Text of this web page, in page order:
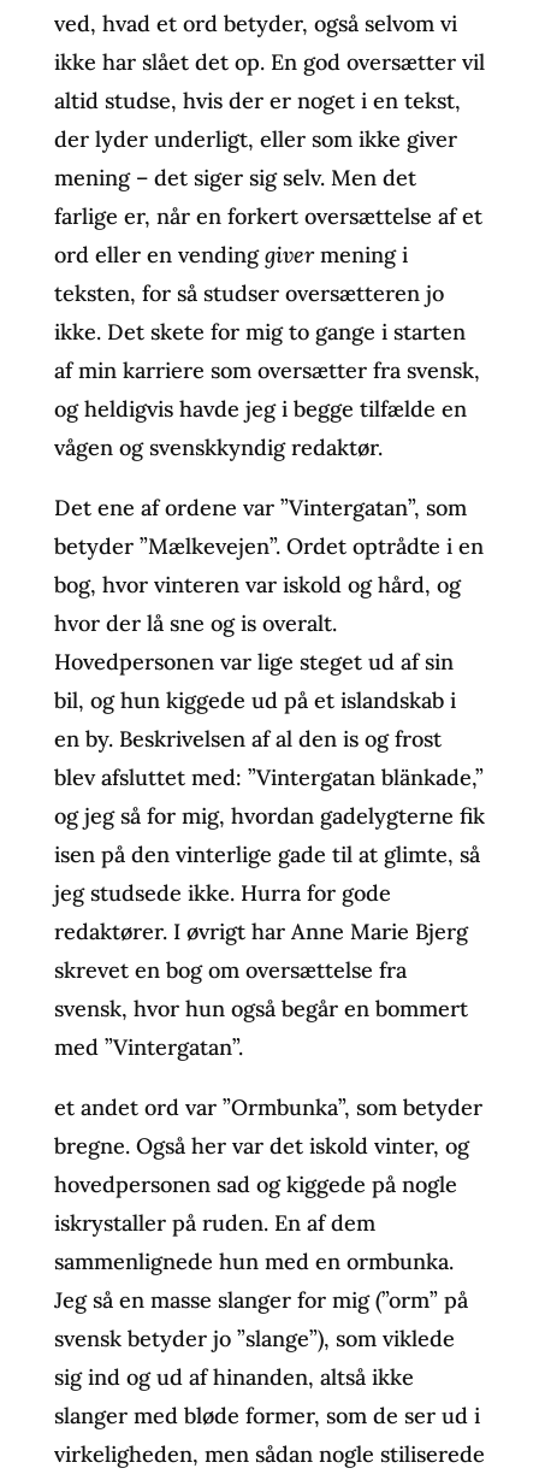
ved, hvad et ord betyder, også selvom vi
ikke har slået det op. En god oversætter vil
altid studse, hvis der er noget i en tekst,
der lyder underligt, eller som ikke giver
mening – det siger sig selv. Men det
farlige er, når en forkert oversættelse af et
ord eller en vendinggivermening i
teksten, for så studser oversætteren jo
ikke. Det skete for mig to gange i starten
af min karriere som oversætter fra svensk,
og heldigvis havde jeg i begge tilfælde en
vågen og svenskkyndig redaktør.
Det ene af ordene var ”Vintergatan”, som
betyder ”Mælkevejen”. Ordet optrådte i en
bog, hvor vinteren var iskold og hård, og
hvor der lå sne og is overalt.
Hovedpersonen var lige steget ud af sin
bil, og hun kiggede ud på et islandskab i
en by. Beskrivelsen af al den is og frost
blev afsluttet med: ”Vintergatan blänkade,”
og jeg så for mig, hvordan gadelygterne fik
isen på den vinterlige gade til at glimte, så
jeg studsede ikke. Hurra for gode
redaktører. I øvrigt har Anne Marie Bjerg
skrevet en bog om oversættelse fra
svensk, hvor hun også begår en bommert
med ”Vintergatan”.
et andet ord var ”Ormbunka”, som betyder
bregne. Også her var det iskold vinter, og
hovedpersonen sad og kiggede på nogle
iskrystaller på ruden. En af dem
sammenlignede hun med en ormbunka.
Jeg så en masse slanger for mig (”orm” på
svensk betyder jo ”slange”), som viklede
sig ind og ud af hinanden, altså ikke
slanger med bløde former, som de ser ud i
virkeligheden, men sådan nogle stiliserede